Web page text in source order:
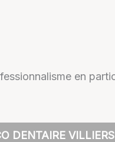
en
DENTAIRE